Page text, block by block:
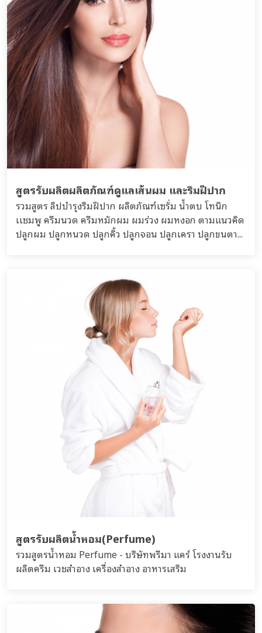
สูตรรับผลิตผลิตภัณฑ์ดูแลเส้นผม และริมฝีปาก
รวมสูตร ลิปบำรุงริมฝีปาก ผลิตภัณฑ์เซรั่ม น้ำตบ โทนิก
เเชมพู ครีมนวด ครีมหมักผม ผมร่วง ผมหงอก ตามแนวคิด
ปลูกผม ปลูกหนวด ปลูกคิ้ว ปลูกจอน ปลูกเครา ปลูกขนตา...
สูตรรับผลิตน้ำหอม(Perfume)
รวมสูตรน้ำหอม Perfume - บริษัทพรีมา แคร์ โรงงานรับ
ผลิตครีม เวชสำอาง เครื่องสำอาง อาหารเสริม